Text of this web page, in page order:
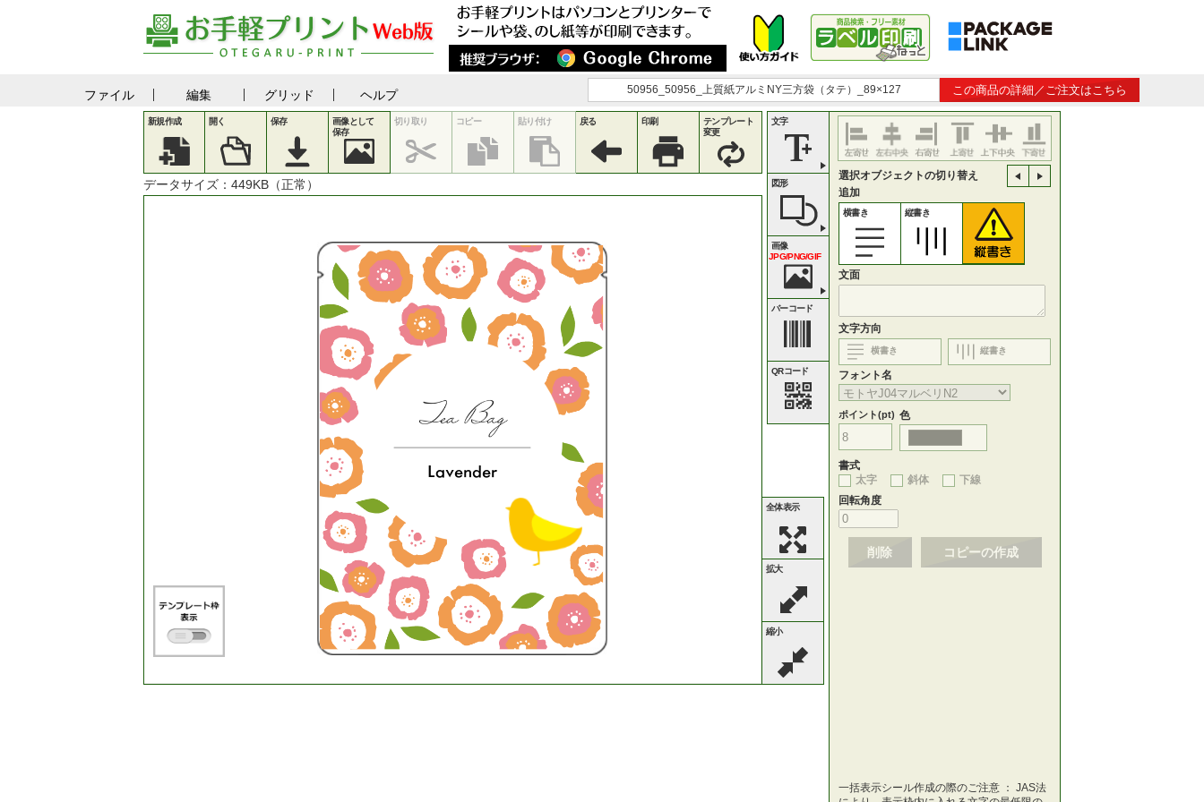
ファイル 編集 グリッド ヘルプ 50956_50956_上質紙アルミNY三方袋（タテ）_89×127 この商品の詳細／ご注文はこちら
新規作成 開く 保存
画像として
保存
切り取り コピー 貼り付け 戻る 印刷
テンプレート
変更
データサイズ： 449KB（正常）
Lavender
全体表示
拡大
縮小
文字
図形
画像
JPG/PNG/GIF
バーコード
QRコード
選択オブジェクトの切り替え
追加
横書き 縦書き
文面
文字方向
横書き 縦書き
フォント名
ポイント(pt) 色
書式
太字
斜体
下線
回転角度
削除 コピーの作成
一括表示シール作成の際のご注意 ： JAS法